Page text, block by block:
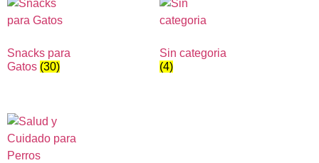
Snacks para
Gatos (30)
Sin categoria
(4)